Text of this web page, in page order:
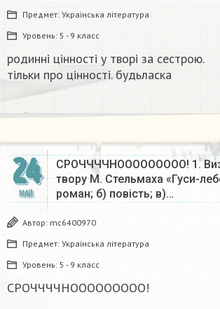
Предмет: Українська література
Уровень: 5 - 9 класс
родинні цінності у творі за сестрою.
тільки про цінності. будьласка​
24
МАЙ
СРОЧЧЧЧНООООООООО! 1.
твору М. Стельмаха «Гуси-
роман; б) повість; в)…
Автор: mc6400970
Предмет: Українська література
Уровень: 5 - 9 класс
СРОЧЧЧЧНООООООООО!